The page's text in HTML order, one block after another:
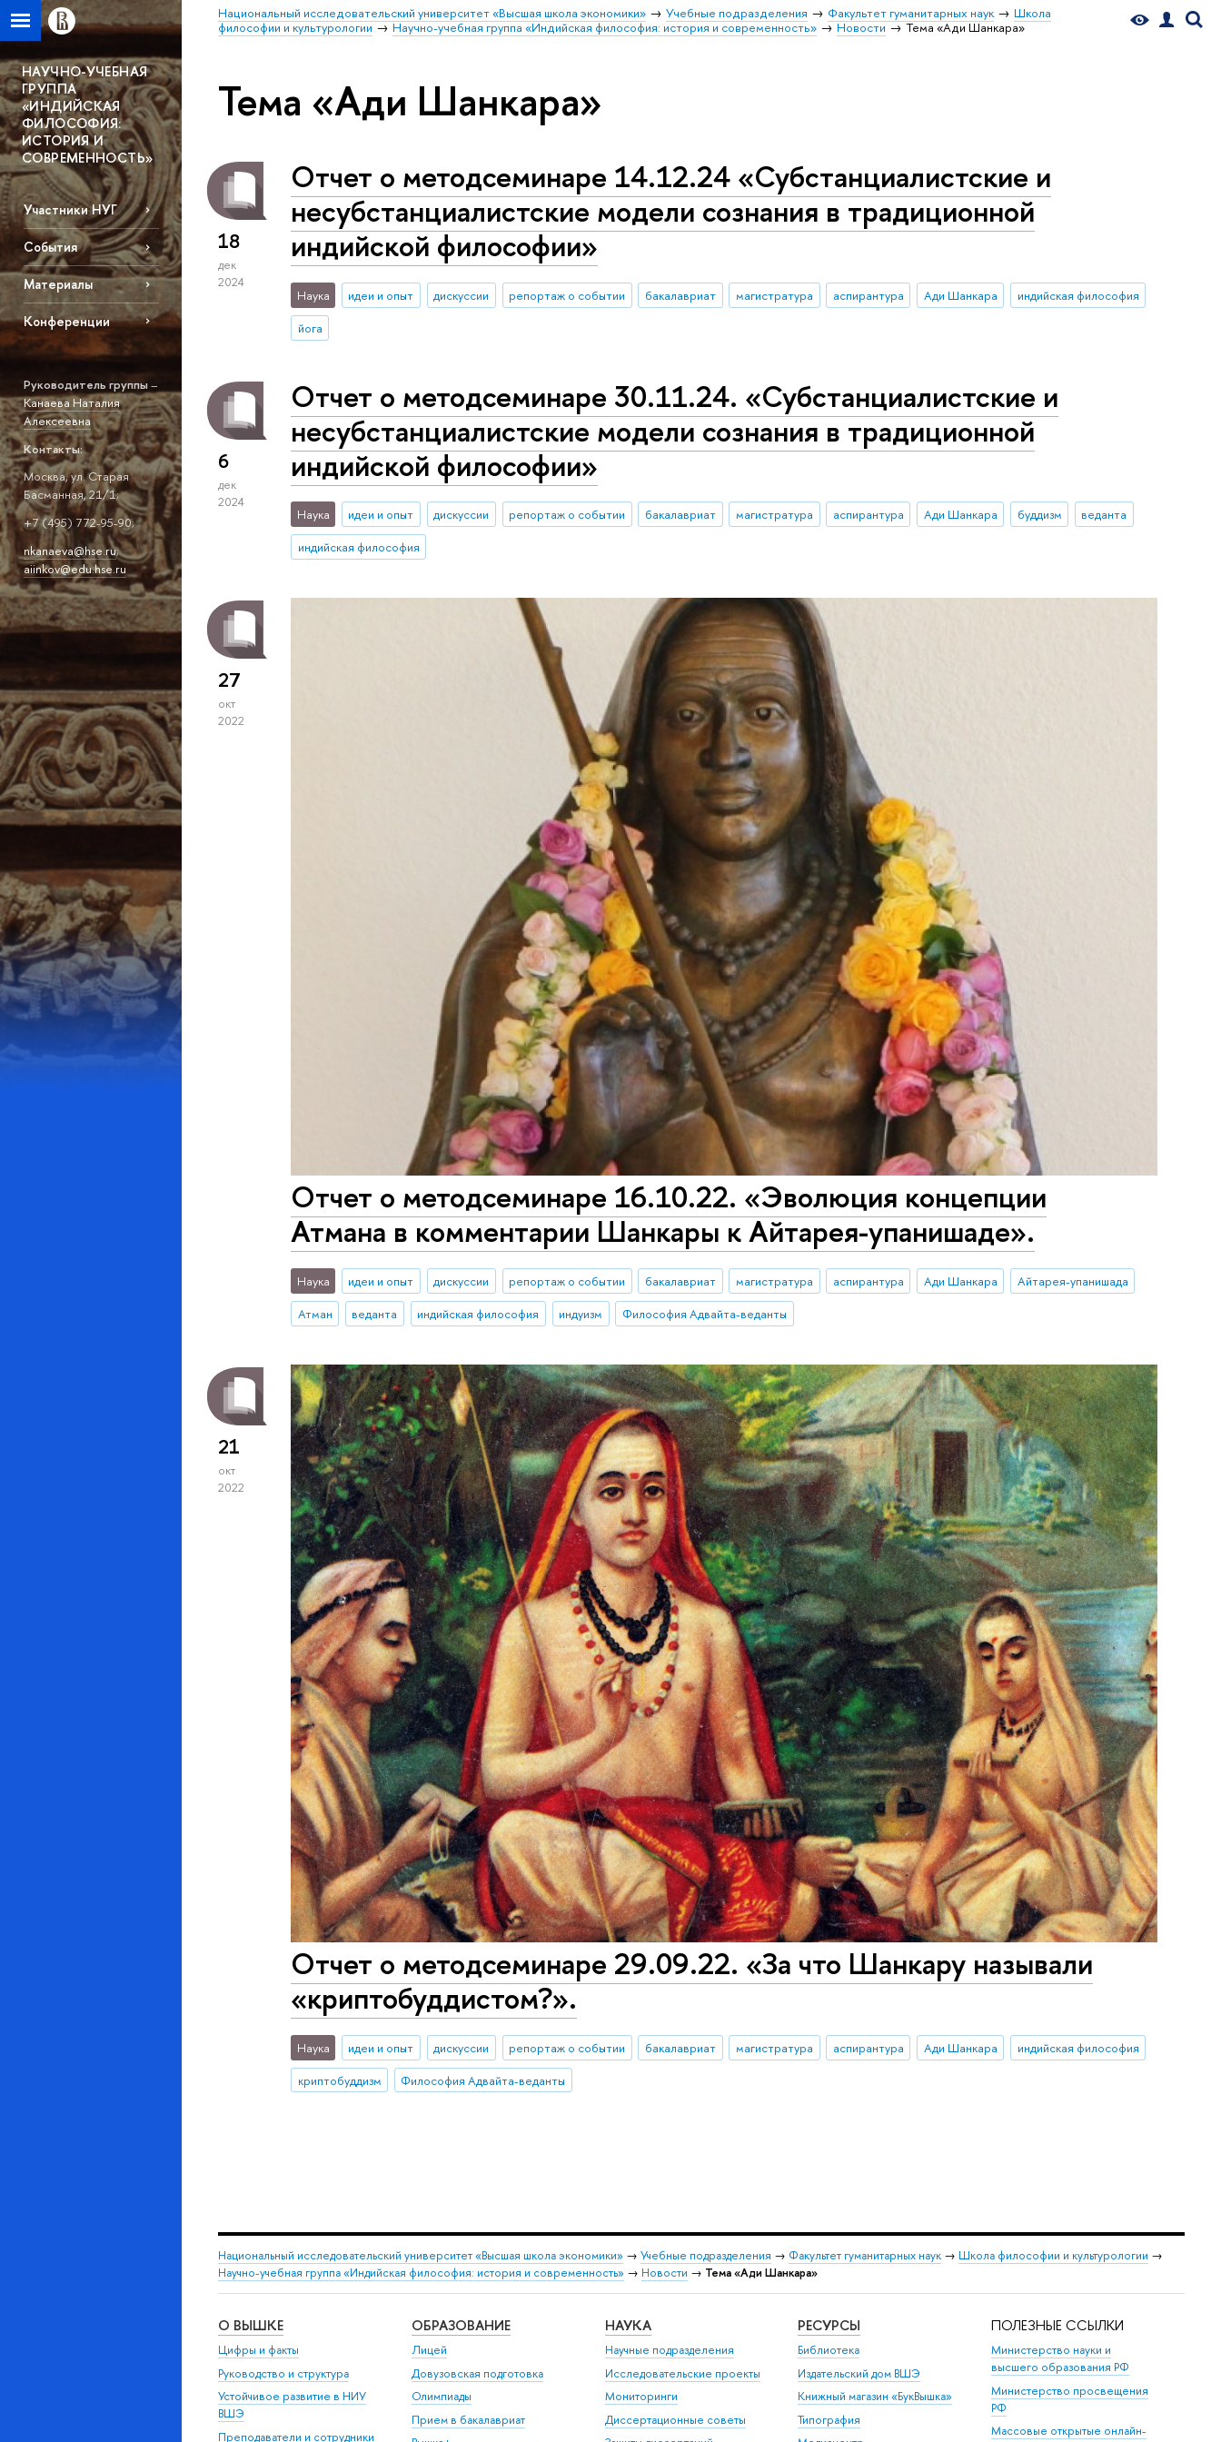
Национальный исследовательский университет «Высшая школа экономики» Учебные подразделения Факультет гуманитарных наук
Школа
философии и культурологии
Научно-учебная группа «Индийская философия: история и современность» Новости Тема «Ади Шанкара»
НАУЧНО-УЧЕБНАЯ
ГРУППА
«ИНДИЙСКАЯ
ФИЛОСОФИЯ:
ИСТОРИЯ И
СОВРЕМЕННОСТЬ»
Участники НУГ
События
Материалы
Конференции
Руководитель группы–
Канаева Наталия
Алексеевна
Контакты:
Москва, ул. Старая
Басманная, 21/1;
+7 (495) 772-95-90;
nkanaeva@hse.ru;
aiinkov@edu.hse.ru
Тема «Ади Шанкара»
18
дек
2024
Отчет о методсеминаре 14.12.24 «Субстанциалистские и
несубстанциалистские модели сознания в традиционной
индийской философии»
Наука идеи и опыт дискуссии репортаж о событии бакалавриат магистратура аспирантура Ади Шанкара
индийская философия
йога
6
дек
2024
Отчет о методсеминаре 30.11.24. «Субстанциалистские и
несубстанциалистские модели сознания в традиционной
индийской философии»
Наука идеи и опыт дискуссии репортаж о событии бакалавриат магистратура аспирантура Ади Шанкара буддизм
веданта
индийская философия
27
окт
2022
Отчет о методсеминаре 16.10.22. «Эволюция концепции
Атмана в комментарии Шанкары к Айтарея-упанишаде».
Наука идеи и опыт дискуссии репортаж о событии бакалавриат магистратура аспирантура Ади Шанкара
Айтарея-упанишада
Атман
веданта индийская философия индуизм Философия Адвайта-веданты
21
окт
2022
Отчет о методсеминаре 29.09.22. «За что Шанкару называли
«криптобуддистом?».
Наука идеи и опыт дискуссии репортаж о событии бакалавриат магистратура аспирантура Ади Шанкара
индийская философия
криптобуддизм
Философия Адвайта-веданты
Национальный исследовательский университет «Высшая школа экономики» → Учебные подразделения → Факультет гуманитарных наук → Школа философии и культурологии →
Научно-учебная группа «Индийская философия: история и современность» → Новости → Тема «Ади Шанкара»
О ВЫШКЕ
Цифры и факты
Руководство и структура
Устойчивое развитие в НИУ
ВШЭ
Преподаватели и сотрудники
ОБРАЗОВАНИЕ
Лицей
Довузовская подготовка
Олимпиады
Прием в бакалавриат
НАУКА
Научные подразделения
Исследовательские проекты
Мониторинги
Диссертационные советы
РЕСУРСЫ
Библиотека
Издательский дом ВШЭ
Книжный магазин «БукВышка»
Типография
ПОЛЕЗНЫЕ ССЫЛКИ
Министерство науки и
высшего образования РФ
Министерство просвещения
РФ
Массовые открытые онлайн-